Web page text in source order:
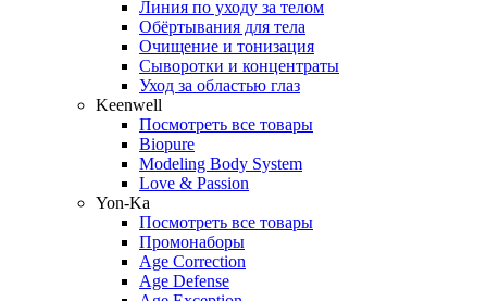
Линия по уходу за телом
Обёртывания для тела
Очищение и тонизация
Сыворотки и концентраты
Уход за областью глаз
Keenwell
Посмотреть все товары
Biopure
Modeling Body System
Love & Passion
Yon-Ka
Посмотреть все товары
Промонаборы
Age Correction
Age Defense